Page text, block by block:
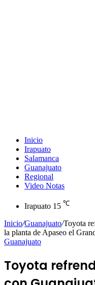
Inicio
Irapuato
Salamanca
Guanajuato
Regional
Video Notas
Irapuato 15 ℃
Inicio/Guanajuato/Toyota
la planta de Apaseo el
Guanajuato
Toyota